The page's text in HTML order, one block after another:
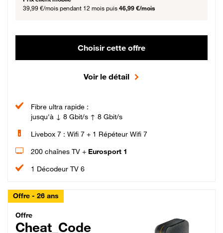
39,99 €/mois pendant 12 mois puis 46,99 €/mois
Choisir cette offre
Voir le détail
Fibre ultra rapide :
jusqu'à ↓ 8 Gbit/s ↑ 8 Gbit/s
Livebox 7 : Wifi 7 + 1 Répéteur Wifi 7
200 chaînes TV + Eurosport 1
1 Décodeur TV 6
Offre - 26 ans
Cheat_Code Fibre_18_26
Offre
Cheat_Code